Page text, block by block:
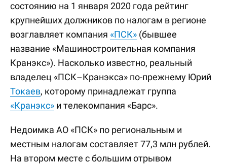
состоянию на 1 января 2020 года рейтинг
крупнейших должников по налогам в регионе
возглавляет компания «ПСК» (бывшее
название «Машиностроительная компания
Кранэкс»). Насколько известно, реальный
владелец «ПСК–Кранэкса» по-прежнему Юрий
Токаев, которому принадлежат группа
«Кранэкс» и телекомпания «Барс».
Недоимка АО «ПСК» по региональным и
местным налогам составляет 77,3 млн рублей.
На втором месте с большим отрывом